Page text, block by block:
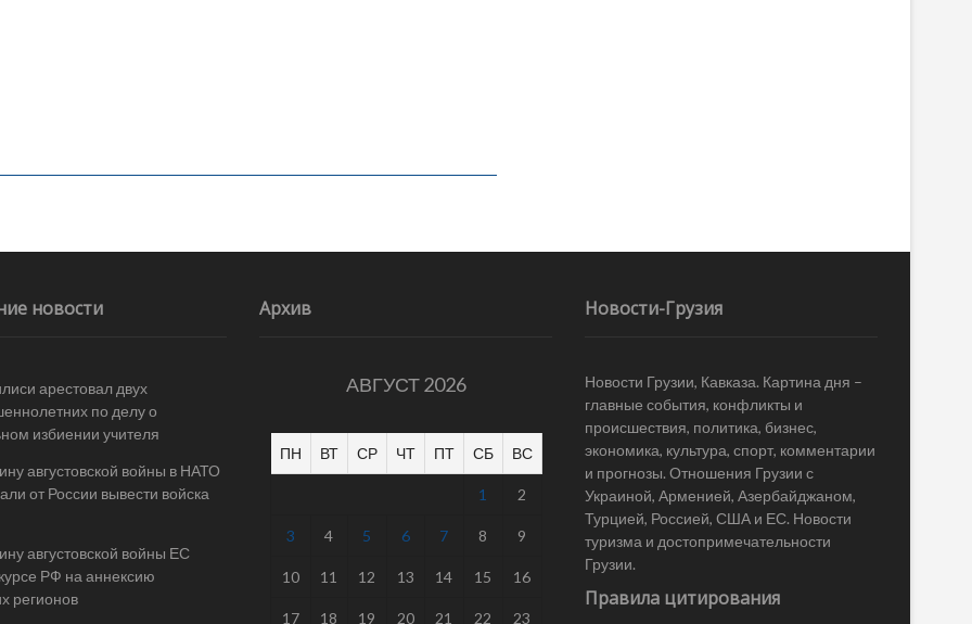
новости
арестовал двух
по делу о
избиении учителя
августовской войны в НАТО
от России вывести войска
августовской войны ЕС
РФ на аннексию
регионов
Архив
АВГУСТ 2026
ПН ВТ СР ЧТ ПТ СБ ВС
1 2
3 4 5 6 7 8 9
10 11 12 13 14 15 16
17 18 19 20 21 22 23
Новости-Грузия
Новости Грузии, Кавказа. Картина дня –
главные события, конфликты и
происшествия, политика, бизнес,
экономика, культура, спорт, комментарии
и прогнозы. Отношения Грузии с
Украиной, Арменией, Азербайджаном,
Турцией, Россией, США и ЕС. Новости
туризма и достопримечательности
Грузии.
Правила цитирования